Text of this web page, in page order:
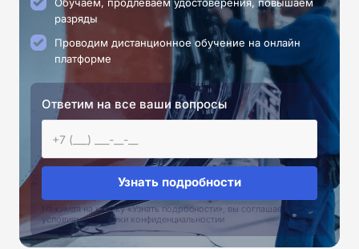
разряды
Проводим дистанционное обучение на онлайн
платформе
Ответим на все ваши вопросы
Узнать подробности
Нажимая на кнопку «Узнать подробности», вы соглашаетесь с
условиями политики конфиденциальностии